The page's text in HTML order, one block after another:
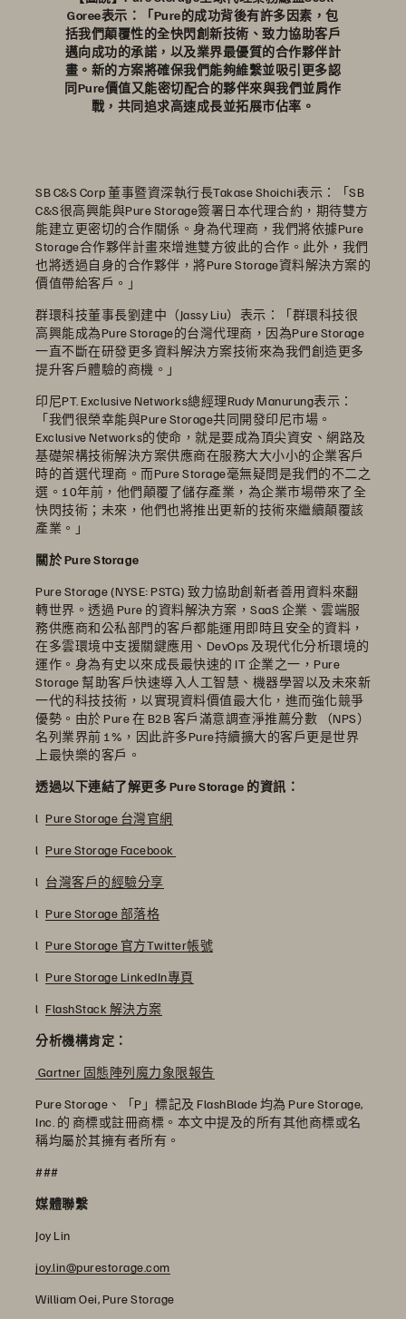
Goree表示：「Pure的成功背後有許多因素，包
括我們顛覆性的全快閃創新技術、致力協助客戶
邁向成功的承諾，以及業界最優質的合作夥伴計
畫。新的方案將確保我們能夠維繫並吸引更多認
同Pure價值又能密切配合的夥伴來與我們並肩作
戰，共同追求高速成長並拓展市佔率。
SB C&S Corp 董事暨資深執行長Takase Shoichi表示：「SB
C&S很高興能與Pure Storage簽署日本代理合約，期待雙方
能建立更密切的合作關係。身為代理商，我們將依據Pure
Storage合作夥伴計畫來增進雙方彼此的合作。此外，我們
也將透過自身的合作夥伴，將Pure Storage資料解決方案的
價值帶給客戶。」
群環科技董事長劉建中（Jassy Liu）表示：「群環科技很
高興能成為Pure Storage的台灣代理商，因為Pure Storage
一直不斷在研發更多資料解決方案技術來為我們創造更多
提升客戶體驗的商機。」
印尼PT. Exclusive Networks總經理Rudy Manurung表示：
「我們很榮幸能與Pure Storage共同開發印尼市場。
Exclusive Networks的使命，就是要成為頂尖資安、網路及
基礎架構技術解決方案供應商在服務大大小小的企業客戶
時的首選代理商。而Pure Storage毫無疑問是我們的不二之
選。10年前，他們顛覆了儲存產業，為企業市場帶來了全
快閃技術；未來，他們也將推出更新的技術來繼續顛覆該
產業。」
關於 Pure Storage
Pure Storage (NYSE: PSTG) 致力協助創新者善用資料來翻
轉世界。透過 Pure 的資料解決方案，SaaS 企業、雲端服
務供應商和公私部門的客戶都能運用即時且安全的資料，
在多雲環境中支援關鍵應用、DevOps 及現代化分析環境的
運作。身為有史以來成長最快速的 IT 企業之一，Pure
Storage 幫助客戶快速導入人工智慧、機器學習以及未來新
一代的科技技術，以實現資料價值最大化，進而強化競爭
優勢。由於 Pure 在 B2B 客戶滿意調查淨推薦分數 （NPS）
名列業界前 1%，因此許多Pure持續擴大的客戶更是世界
上最快樂的客戶。
透過以下連結了解更多 Pure Storage 的資訊：
l Pure Storage 台灣官網
l Pure Storage Facebook
l 台灣客戶的經驗分享
l Pure Storage 部落格
l Pure Storage 官方Twitter帳號
l Pure Storage LinkedIn專頁
l FlashStack 解決方案
分析機構肯定：
Gartner 固態陣列魔力象限報告
Pure Storage、「P」標記及 FlashBlade 均為 Pure Storage,
Inc. 的 商標或註冊商標。本文中提及的所有其他商標或名
稱均屬於其擁有者所有。
###
媒體聯繫
Joy Lin
joy.lin@purestorage.com
William Oei, Pure Storage